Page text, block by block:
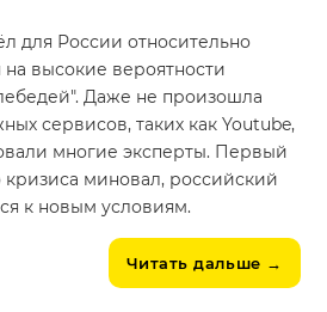
для России относительно
высокие вероятности
Даже не произошла
сервисов, таких как Youtube,
многие эксперты. Первый
кризиса миновал, российский
к новым условиям.
Читать дальше →